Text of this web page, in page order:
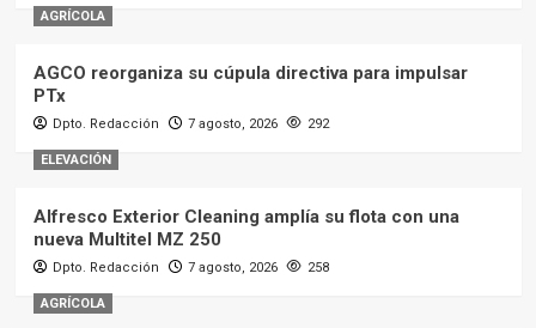
AGRÍCOLA
AGCO reorganiza su cúpula directiva para impulsar
PTx
Dpto. Redacción 7 agosto, 2026 292
ELEVACIÓN
Alfresco Exterior Cleaning amplía su flota con una
nueva Multitel MZ 250
Dpto. Redacción 7 agosto, 2026 258
AGRÍCOLA